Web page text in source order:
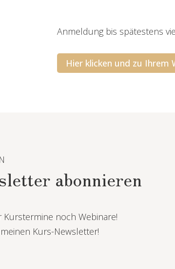
Anmeldung bis spätestens
Hier klicken und zu Ihrem
abonnieren
Kurstermine noch Webinare!
Kurs-Newsletter!